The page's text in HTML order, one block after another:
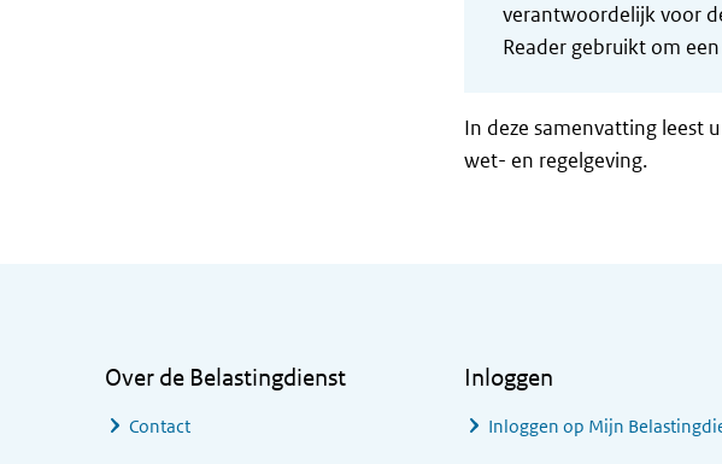
verantwoordelijk voor
Reader gebruikt om
In deze samenvatting leest
wet- en regelgeving.
Over de Belastingdienst
Contact
Inloggen
Inloggen op Mijn